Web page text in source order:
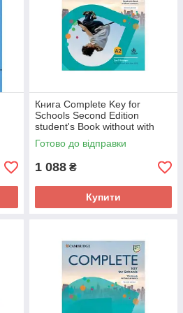
Книга Complete Key for
Schools Second Edition
student's Book without with
Answers Online Practice
(9781108539333) Cambridge
Готово до відправки
1 088 ₴
Купити